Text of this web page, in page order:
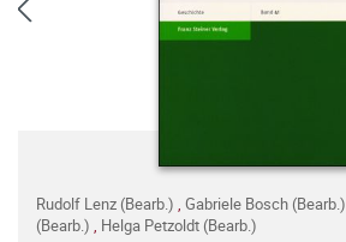
Rudolf Lenz (Bearb.) Gabriele Bosch (Bearb.)
(Bearb.)
Helga Petzoldt (Bearb.)